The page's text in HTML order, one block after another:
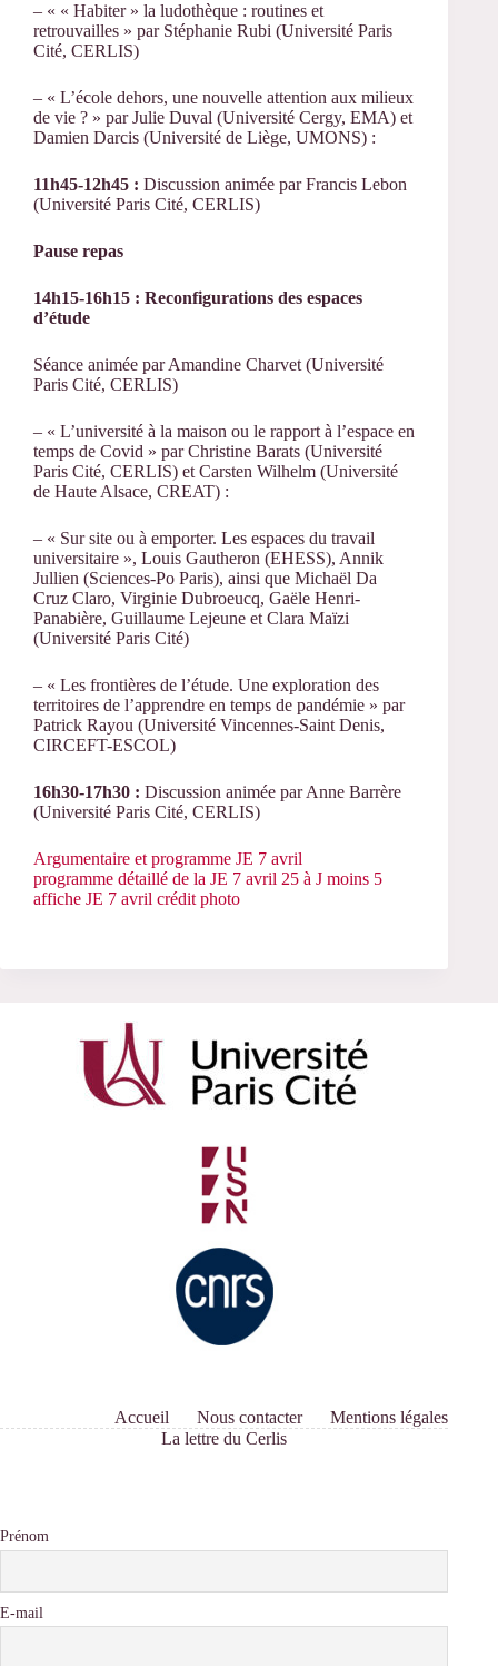
– « « Habiter » la ludothèque : routines et
retrouvailles » par Stéphanie Rubi (Université Paris
Cité, CERLIS)
– « L’école dehors, une nouvelle attention aux milieux
de vie ? » par Julie Duval (Université Cergy, EMA) et
Damien Darcis (Université de Liège, UMONS) :
11h45-12h45 : Discussion animée par Francis Lebon
(Université Paris Cité, CERLIS)
Pause repas
14h15-16h15 : Reconfigurations des espaces
d’étude
Séance animée par Amandine Charvet (Université
Paris Cité, CERLIS)
– « L’université à la maison ou le rapport à l’espace en
temps de Covid » par Christine Barats (Université
Paris Cité, CERLIS) et Carsten Wilhelm (Université
de Haute Alsace, CREAT) :
– « Sur site ou à emporter. Les espaces du travail
universitaire », Louis Gautheron (EHESS), Annik
Jullien (Sciences-Po Paris), ainsi que Michaël Da
Cruz Claro, Virginie Dubroeucq, Gaële Henri-
Panabière, Guillaume Lejeune et Clara Maïzi
(Université Paris Cité)
– « Les frontières de l’étude. Une exploration des
territoires de l’apprendre en temps de pandémie » par
Patrick Rayou (Université Vincennes-Saint Denis,
CIRCEFT-ESCOL)
16h30-17h30 : Discussion animée par Anne Barrère
(Université Paris Cité, CERLIS)
Argumentaire et programme JE 7 avril
programme détaillé de la JE 7 avril 25 à J moins 5
affiche JE 7 avril crédit photo
Accueil Nous contacter
Mentions légales
La lettre du Cerlis
Prénom
E-mail